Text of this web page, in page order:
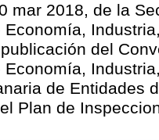
mar 2018, de la
Economía,
del
Economía,
de Entidades
Plan de